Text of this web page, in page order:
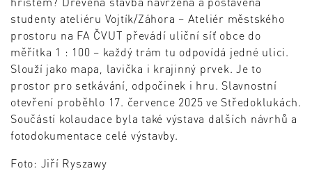
studenty ateliéru Vojtík/Záhora – Ateliér městského
prostoru na FA ČVUT převádí uliční síť obce do
měřítka 1 : 100 – každý trám tu odpovídá jedné ulici.
Slouží jako mapa, lavička i krajinný prvek. Je to
prostor pro setkávání, odpočinek i hru. Slavnostní
otevření proběhlo 17. července 2025 ve Středoklukách.
Součástí kolaudace byla také výstava dalších návrhů a
fotodokumentace celé výstavby.
Foto: Jiří Ryszawy